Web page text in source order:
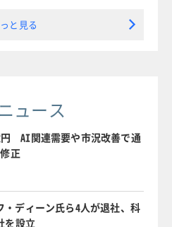
と見る
ュース
円 AI関連需要や市況改善で通
正
・ディーン氏ら4人が退社、科
を設立